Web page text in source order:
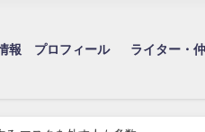
報 プロフィール ライター・